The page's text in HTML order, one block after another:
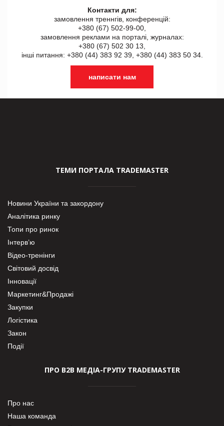
Контакти для:
замовлення треннгів, конференцій:
+380 (67) 502-99-00,
замовлення реклами на порталі, журналах:
+380 (67) 502 30 13,
інші питання: +380 (44) 383 92 39, +380 (44) 383 50 34.
написати нам
ТЕМИ ПОРТАЛА TRADEMASTER
Новини України та закордону
Аналітика ринку
Топи про ринок
Інтерв’ю
Відео-тренінги
Світовий досвід
Інновації
Маркетинг&Продажі
Закупки
Логістика
Закон
Події
ПРО В2В МЕДІА-ГРУПУ TRADEMASTER
Про нас
Наша команда